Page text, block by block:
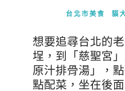
台北市美食 貓
想要追尋台北的
埕，到「慈聖宮
原汁排骨湯」，
點配菜，坐在後